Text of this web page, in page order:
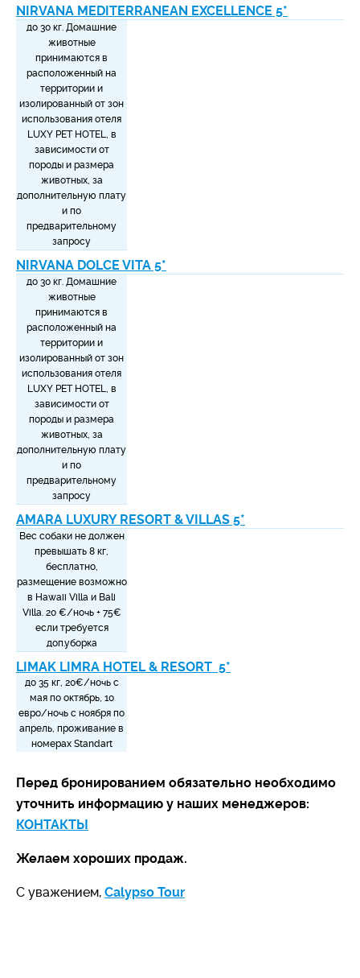
NIRVANA MEDITERRANEAN EXCELLENCE 5*
до 30 кг. Домашние
животные
принимаются в
расположенный на
территории и
изолированный от зон
использования отеля
LUXY PET HOTEL, в
зависимости от
породы и размера
животных, за
дополнительную плату
и по
предварительному
запросу
NIRVANA DOLCE VITA 5*
до 30 кг. Домашние
животные
принимаются в
расположенный на
территории и
изолированный от зон
использования отеля
LUXY PET HOTEL, в
зависимости от
породы и размера
животных, за
дополнительную плату
и по
предварительному
запросу
AMARA LUXURY RESORT & VILLAS 5*
Вес собаки не должен
превышать 8 кг,
бесплатно,
размещение возможно
в Hawaii Villa и Bali
Villa. 20 €/ночь + 75€
если требуется
доп.уборка
LIMAK LIMRA HOTEL & RESORT 5*
до 35 кг, 20€/ночь с
мая по октябрь, 10
евро/ночь с ноября по
апрель, проживание в
номерах Standart
Перед бронированием обязательно необходимо
уточнить информацию у наших менеджеров:
КОНТАКТЫ
Желаем хороших продаж.
С уважением, Calypso Tour